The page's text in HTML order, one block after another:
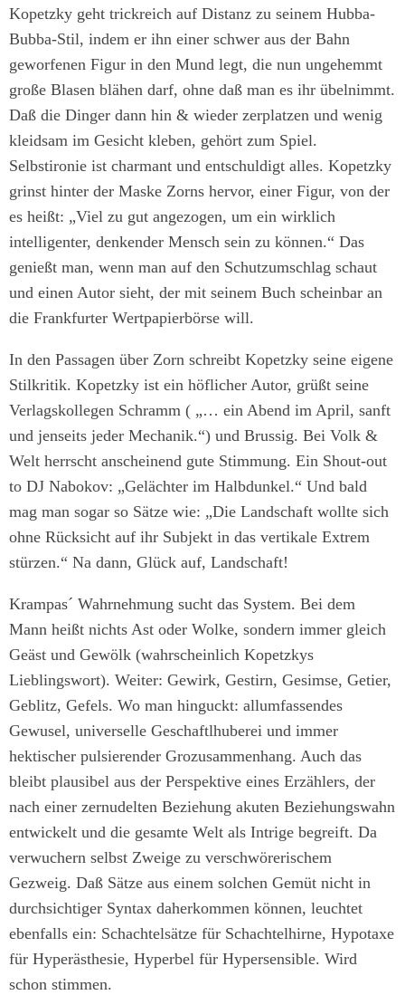
Kopetzky geht trickreich auf Distanz zu seinem Hubba-
Bubba-Stil, indem er ihn einer schwer aus der Bahn
geworfenen Figur in den Mund legt, die nun ungehemmt
große Blasen blähen darf, ohne daß man es ihr übelnimmt.
Daß die Dinger dann hin & wieder zerplatzen und wenig
kleidsam im Gesicht kleben, gehört zum Spiel.
Selbstironie ist charmant und entschuldigt alles. Kopetzky
grinst hinter der Maske Zorns hervor, einer Figur, von der
es heißt: „Viel zu gut angezogen, um ein wirklich
intelligenter, denkender Mensch sein zu können.“ Das
genießt man, wenn man auf den Schutzumschlag schaut
und einen Autor sieht, der mit seinem Buch scheinbar an
die Frankfurter Wertpapierbörse will.
In den Passagen über Zorn schreibt Kopetzky seine eigene
Stilkritik. Kopetzky ist ein höflicher Autor, grüßt seine
Verlagskollegen Schramm ( „… ein Abend im April, sanft
und jenseits jeder Mechanik.“) und Brussig. Bei Volk &
Welt herrscht anscheinend gute Stimmung. Ein Shout-out
to DJ Nabokov: „Gelächter im Halbdunkel.“ Und bald
mag man sogar so Sätze wie: „Die Landschaft wollte sich
ohne Rücksicht auf ihr Subjekt in das vertikale Extrem
stürzen.“ Na dann, Glück auf, Landschaft!
Krampas´ Wahrnehmung sucht das System. Bei dem
Mann heißt nichts Ast oder Wolke, sondern immer gleich
Geäst und Gewölk (wahrscheinlich Kopetzkys
Lieblingswort). Weiter: Gewirk, Gestirn, Gesimse, Getier,
Geblitz, Gefels. Wo man hinguckt: allumfassendes
Gewusel, universelle Geschaftlhuberei und immer
hektischer pulsierender Grozusammenhang. Auch das
bleibt plausibel aus der Perspektive eines Erzählers, der
nach einer zernudelten Beziehung akuten Beziehungswahn
entwickelt und die gesamte Welt als Intrige begreift. Da
verwuchern selbst Zweige zu verschwörerischem
Gezweig. Daß Sätze aus einem solchen Gemüt nicht in
durchsichtiger Syntax daherkommen können, leuchtet
ebenfalls ein: Schachtelsätze für Schachtelhirne, Hypotaxe
für Hyperästhesie, Hyperbel für Hypersensible. Wird
schon stimmen.